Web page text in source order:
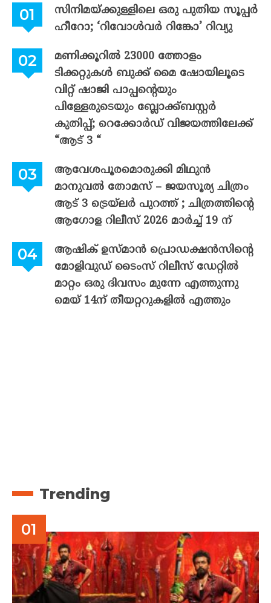
സിനിമയ്ക്കുള്ളിലെ ഒരു പുതിയ സൂപ്പർ
ഹീറോ; ‘റിവോൾവർ റിങ്കോ’ റിവ്യു
മണിക്കൂറിൽ 23000 ത്തോളം
ടിക്കറ്റുകൾ ബുക്ക് മൈ ഷോയിലൂടെ
വിറ്റ് ഷാജി പാപ്പന്റെയും
പിള്ളേരുടെയും ബ്ലോക്ക്ബസ്റ്റർ
കുതിപ്പ്; റെക്കോർഡ് വിജയത്തിലേക്ക്
“ആട് 3 “
ആവേശപൂരമൊരുക്കി മിഥുൻ
മാനുവൽ തോമസ് – ജയസൂര്യ ചിത്രം
ആട് 3 ട്രെയ്‌ലർ പുറത്ത് ; ചിത്രത്തിന്റെ
ആഗോള റിലീസ് 2026 മാർച്ച് 19 ന്
ആഷിക് ഉസ്മാൻ പ്രൊഡക്ഷൻസിന്റെ
മോളിവുഡ് ടൈംസ് റിലീസ് ഡേറ്റിൽ
മാറ്റം ഒരു ദിവസം മുന്നേ എത്തുന്നു
മെയ് 14ന് തീയറ്ററുകളിൽ എത്തും
Trending